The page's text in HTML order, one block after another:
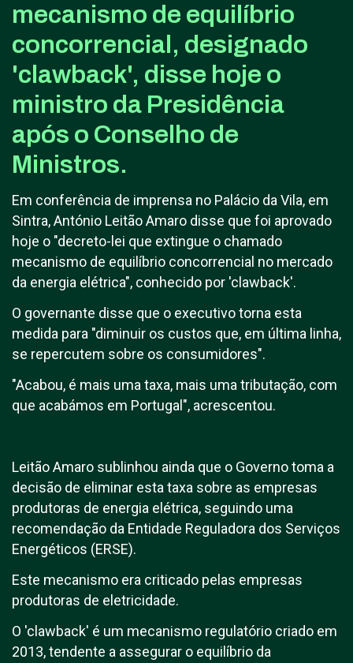
mecanismo de equilíbrio
concorrencial, designado
'clawback', disse hoje o
ministro da Presidência
após o Conselho de
Ministros.
Em conferência de imprensa no Palácio da Vila, em
Sintra, António Leitão Amaro disse que foi aprovado
hoje o "decreto-lei que extingue o chamado
mecanismo de equilíbrio concorrencial no mercado
da energia elétrica", conhecido por 'clawback'.
O governante disse que o executivo torna esta
medida para "diminuir os custos que, em última linha,
se repercutem sobre os consumidores".
"Acabou, é mais uma taxa, mais uma tributação, com
que acabámos em Portugal", acrescentou.
Leitão Amaro sublinhou ainda que o Governo toma a
decisão de eliminar esta taxa sobre as empresas
produtoras de energia elétrica, seguindo uma
recomendação da Entidade Reguladora dos Serviços
Energéticos (ERSE).
Este mecanismo era criticado pelas empresas
produtoras de eletricidade.
O 'clawback' é um mecanismo regulatório criado em
2013, tendente a assegurar o equilíbrio da